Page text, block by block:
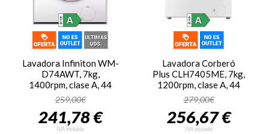
Lavadora Infiniton WM-
D74AWT, 7kg,
1400rpm, clase A, 44
kWh/100 ciclos, 76dB,
Inverter, 15 programas,
VaporCare, display LED,
tapa desmontable, blanco
259,00€
241,78 €
IVA incluido
Lavadora Corberó
Plus CLH7405ME, 7kg,
1200rpm, clase A, 44
kWh/100 ciclos, 76dB, 15
programas, Inverter,
Vapor, antialérgica,
display LED, blanco
279,00€
256,67 €
IVA incluido